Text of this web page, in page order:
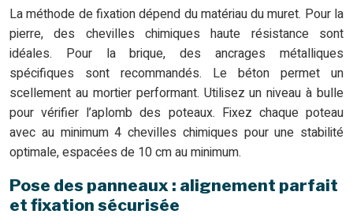
La méthode de fixation dépend du matériau du muret. Pour la
pierre, des chevilles chimiques haute résistance sont
idéales. Pour la brique, des ancrages métalliques
spécifiques sont recommandés. Le béton permet un
scellement au mortier performant. Utilisez un niveau à bulle
pour vérifier l’aplomb des poteaux. Fixez chaque poteau
avec au minimum 4 chevilles chimiques pour une stabilité
optimale, espacées de 10 cm au minimum.
Pose des panneaux : alignement parfait
et fixation sécurisée